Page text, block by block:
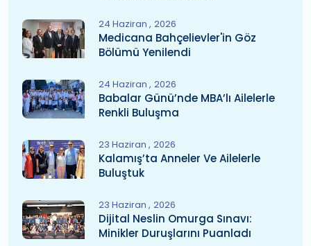
24 Haziran 2026
Medicana Bahçelievler'in Göz
Bölümü Yenilendi
24 Haziran 2026
Babalar Günü’nde MBA’lı Ailelerle
Renkli Buluşma
23 Haziran 2026
Kalamış’ta Anneler Ve Ailelerle
Buluştuk
23 Haziran 2026
Dijital Neslin Omurga Sınavı:
Minikler Duruşlarını Puanladı